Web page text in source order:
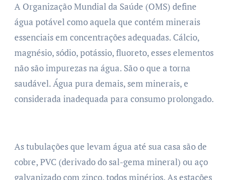
A Organização Mundial da Saúde (OMS) define
água potável como aquela que contém minerais
essenciais em concentrações adequadas. Cálcio,
magnésio, sódio, potássio, fluoreto, esses elementos
não são impurezas na água. São o que a torna
saudável. Água pura demais, sem minerais, e
considerada inadequada para consumo prolongado.
As tubulações que levam água até sua casa são de
cobre, PVC (derivado do sal-gema mineral) ou aço
galvanizado com zinco, todos minérios. As estações